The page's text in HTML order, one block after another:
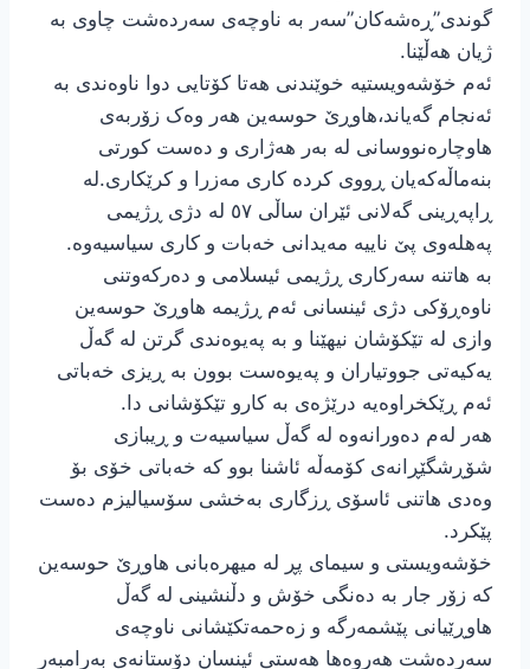
گوندی”ڕەشەکان”سەر بە ناوچەی سەردەشت چاوی بە
ژیان هەڵێنا.
ئەم خۆشەویستیە خوێندنی هەتا کۆتایی دوا ناوەندی بە
ئەنجام گەیاند،هاوڕێ حوسەین هەر وەک زۆربەی
هاوچارەنووسانی لە بەر هەژاری و دەست کورتی
بنەماڵەکەیان ڕووی کردە کاری مەزرا و کرێکاری.لە
ڕاپەڕینی گەلانی ئێران ساڵی ٥٧ لە دژی ڕژیمی
پەهلەوی پێ ناییە مەیدانی خەبات و کاری سیاسیەوە.
بە هاتنە سەرکاری ڕژیمی ئیسلامی و دەرکەوتنی
ناوەڕۆکی دژی ئینسانی ئەم ڕژیمە هاوڕێ حوسەین
وازی لە تێكۆشان نیهێنا و بە پەیوەندی گرتن لە گەڵ
یەکیەتی جووتیاران و پەیوەست بوون بە ڕیزی خەباتی
ئەم ڕێکخراوەیە درێژەی بە کارو تێکۆشانی دا.
هەر لەم دەورانەوە لە گەڵ سیاسیەت و ڕیبازی
شۆڕشگێڕانەی کۆمەڵە ئاشنا بوو کە خەباتی خۆی بۆ
وەدی هاتنی ئاسۆی ڕزگاری بەخشی سۆسیالیزم دەست
پێکرد.
خۆشەویستی و سیمای پڕ لە میهرەبانی هاوڕێ حوسەین
کە زۆر جار بە دەنگی خۆش و دڵنشینی لە گەڵ
هاوڕێیانی پێشمەرگە و زەحمەتکێشانی ناوچەی
سەردەشت هەروەها هەستی ئینسان دۆستانەی بەرامبەر